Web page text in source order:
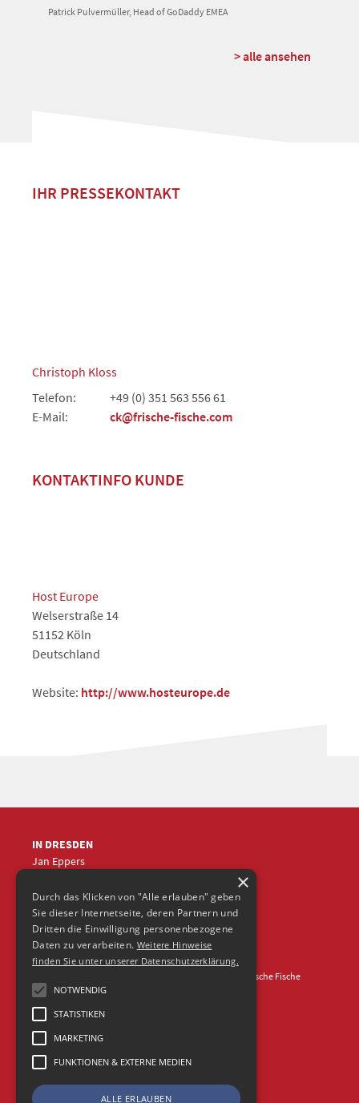
Patrick Pulvermüller, Head of GoDaddy EMEA
> alle ansehen
IHR PRESSEKONTAKT
Christoph Kloss
Telefon:
+49 (0) 351 563 556 61
E-Mail:
ck@frische-fische.com
KONTAKTINFO KUNDE
Host Europe
Welserstraße 14
51152 Köln
Deutschland
Website: http://www.hosteurope.de
IN DRESDEN
Jan Eppers
jep@frische-fische.com
© 2026 Agentur Frische Fische
×
Durch das Klicken von "Alle erlauben" geben
Sie dieser Internetseite, deren Partnern und
Dritten die Einwilligung personenbezogene
Daten zu verarbeiten. Weitere Hinweise
finden Sie unter unserer Datenschutzerklärung.
NOTWENDIG
STATISTIKEN
MARKETING
FUNKTIONEN & EXTERNE MEDIEN
ALLE ERLAUBEN